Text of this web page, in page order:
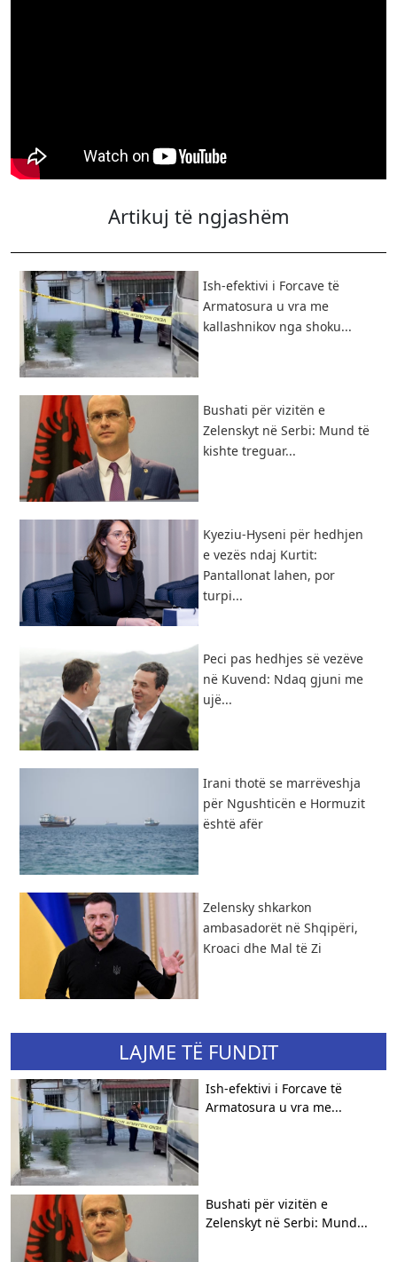
Artikuj të ngjashëm
Ish-efektivi i Forcave të
Armatosura u vra me
kallashnikov nga shoku...
Bushati për vizitën e
Zelenskyt në Serbi: Mund të
kishte treguar...
Kyeziu-Hyseni për hedhjen
e vezës ndaj Kurtit:
Pantallonat lahen, por
turpi...
Peci pas hedhjes së vezëve
në Kuvend: Ndaq gjuni me
ujë...
Irani thotë se marrëveshja
për Ngushticën e Hormuzit
është afër
Zelensky shkarkon
ambasadorët në Shqipëri,
Kroaci dhe Mal të Zi
LAJME TË FUNDIT
Ish-efektivi i Forcave të
Armatosura u vra me...
Bushati për vizitën e
Zelenskyt në Serbi: Mund...